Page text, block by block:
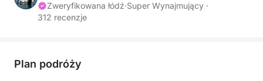
niezapomnianym aperitifem na wodzie.
wypożyczyć deskę SUP (stand-up paddleboard) za
Zweryfikowana łódź·Super Wynajmujący ·
312 recenzje
Plan podróży